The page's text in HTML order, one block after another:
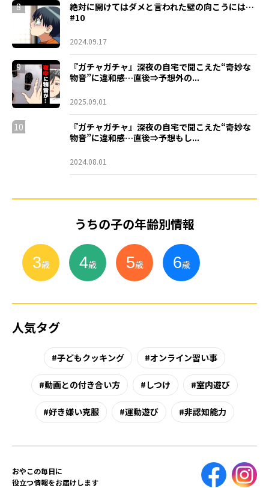
8
絶対に開けてはダメと言われた壁の向こうには…
#10
2024.09.17
9
『ガチャガチャ』深夜の自宅で聞こえた“奇妙な
物音”に違和感…直後⇒予想外の...
2025.09.01
10
『ガチャガチャ』深夜の自宅で聞こえた“奇妙な
物音”に違和感…直後⇒予想もし...
2024.08.01
うちの子の年齢別情報
3歳 4歳 5歳 6歳
人気タグ
子どもクッキング オンライン習い事
動画との付き合い方 しつけ 室内遊び
好き嫌い克服 運動遊び 非認知能力
おやこの毎日に
役立つ情報をお届けします